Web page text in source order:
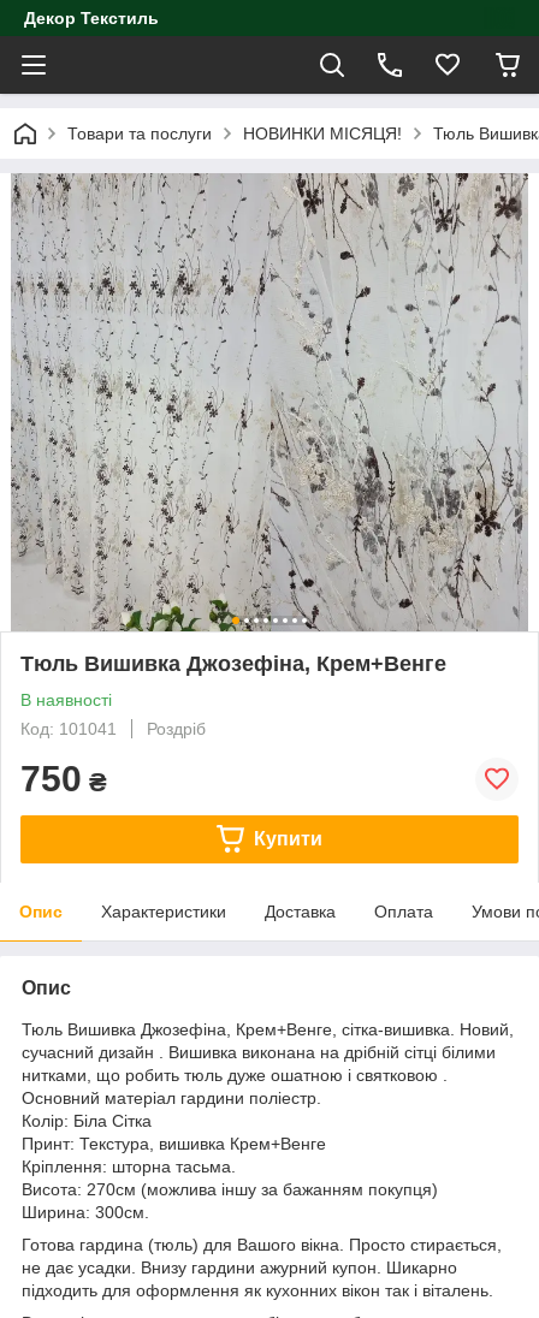
Декор Текстиль
Товари та послуги НОВИНКИ МІСЯЦЯ! Тюль
Тюль Вишивка Джозефіна, Крем+Венге
В наявності
Код: 101041
Роздріб
750 ₴
Купити
Опис Характеристики Доставка Оплата Умови
Опис
Тюль Вишивка Джозефіна, Крем+Венге, сітка-вишивка. Новий,
сучасний дизайн . Вишивка виконана на дрібній сітці білими
нитками, що робить тюль дуже ошатною і святковою .
Основний матеріал гардини поліестр.
Колір: Біла Сітка
Принт: Текстура, вишивка Крем+Венге
Кріплення: шторна тасьма.
Висота: 270см (можлива іншу за бажанням покупця)
Ширина: 300см.
Готова гардина (тюль) для Вашого вікна. Просто стирається,
не дає усадки. Внизу гардини ажурний купон. Шикарно
підходить для оформлення як кухонних вікон так і віталень.